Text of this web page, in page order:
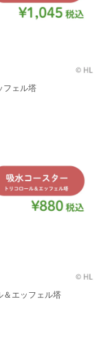
ェル塔
エッフェル塔